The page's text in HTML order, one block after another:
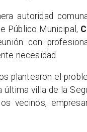
autoridad
Público Municipal,
con
necesidad.
plantearon el
última villa de la
vecinos,